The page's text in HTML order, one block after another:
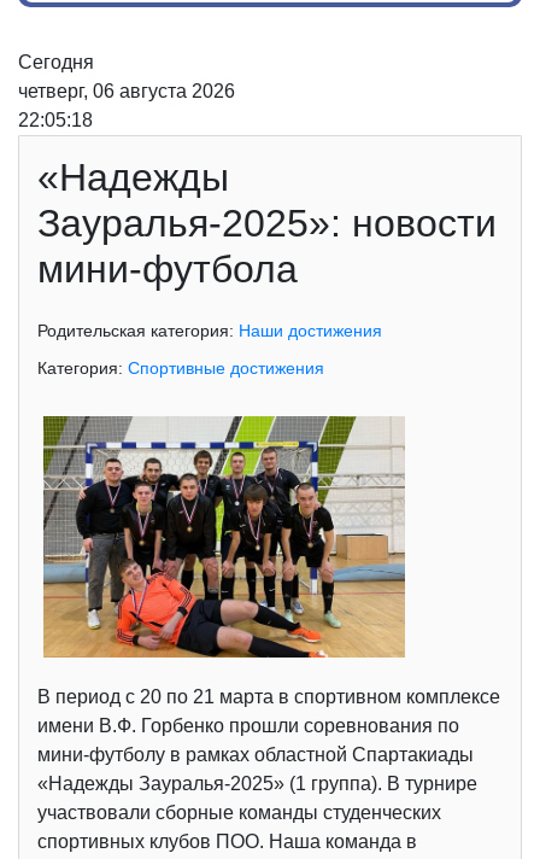
Сегодня
четверг, 06 августа 2026
22:05:18
«Надежды
Зауралья-2025»: новости
мини-футбола
Родительская категория: Наши достижения
Категория: Спортивные достижения
В период с 20 по 21 марта в спортивном комплексе
имени В.Ф. Горбенко прошли соревнования по
мини-футболу в рамках областной Спартакиады
«Надежды Зауралья-2025» (1 группа). В турнире
участвовали сборные команды студенческих
спортивных клубов ПОО. Наша команда в